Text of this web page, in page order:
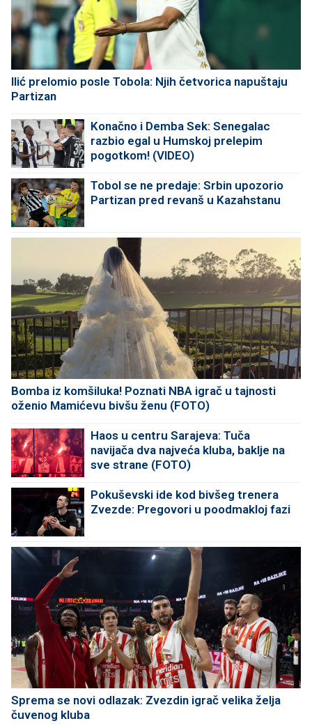
Ilić prelomio posle Tobola: Njih četvorica napuštaju
Partizan
Konačno i Demba Sek: Senegalac
razbio egal u Humskoj prelepim
pogotkom! (VIDEO)
Tobol se ne predaje: Srbin upozorio
Partizan pred revanš u Kazahstanu
Bomba iz komšiluka! Poznati NBA igrač u tajnosti
oženio Mamićevu bivšu ženu (FOTO)
Haos u centru Sarajeva: Tuča
navijača dva najveća kluba, baklje na
sve strane (FOTO)
Pokuševski ide kod bivšeg trenera
Zvezde: Pregovori u poodmakloj fazi
Sprema se novi odlazak: Zvezdin igrač velika želja
čuvenog kluba